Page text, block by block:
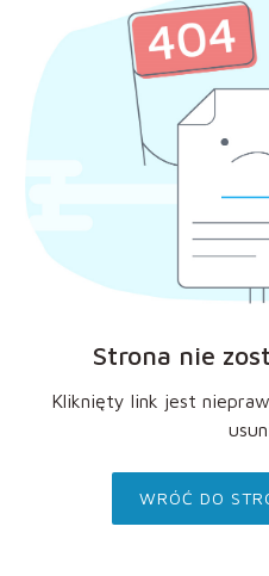
Strona nie
Kliknięty link jest
WRÓĆ DO